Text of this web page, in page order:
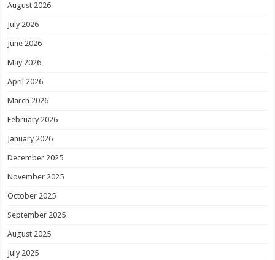
August 2026
July 2026
June 2026
May 2026
April 2026
March 2026
February 2026
January 2026
December 2025
November 2025
October 2025
September 2025
August 2025
July 2025